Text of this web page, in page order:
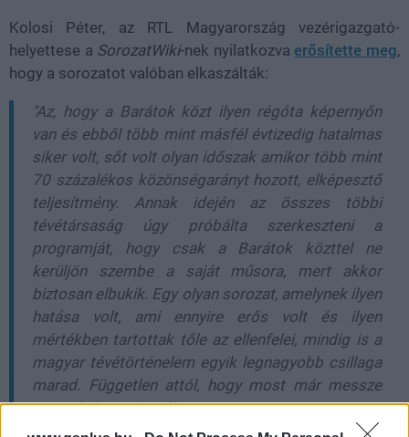
Kolosi Péter, az RTL Magyarország vezérigazgató-
helyettese a SorozatWiki-nek nyilatkozva erősítette meg,
hogy a sorozatot valóban elkaszálták:
"Az, hogy a Barátok közt ilyen régóta képernyőn
van és ebből több mint másfél évtizedig hatalmas
siker volt, sőt volt olyan időszak amikor több mint
70 százalékos közönségarányt hozott, elképesztő
teljesítmény. Annak idején az összes többi
tévétársaság úgy próbálta szerkeszteni a
programját, hogy csak a Barátok közttel ne
kerüljön szembe a saját műsora, mert akkor
biztosan elbukik. Egy olyan sorozat, amelynek ilyen
hatása volt, ami ennyire erős volt és ilyen
mértékben tartottak tőle az ellenfelei, mindig is a
magyar tévétörténelem egyik legnagyobb csillaga
marad. Független attól, hogy most már messze
nem nézik ennyire jól.
Ma a Barátok közt nézettsége már nem éri el a